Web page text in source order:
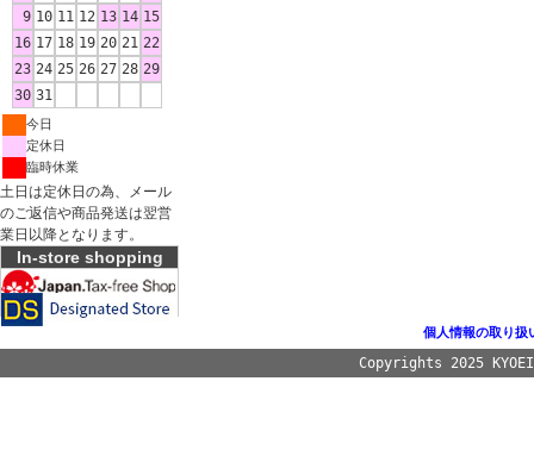
9 10 11 12 13 14 15
16 17 18 19 20 21 22
23 24 25 26 27 28 29
30 31
今日
定休日
臨時休業
土日は定休日の為、メール
のご返信や商品発送は翌営
業日以降となります。
In-store shopping
個人情報の取り扱
Copyrights 2025